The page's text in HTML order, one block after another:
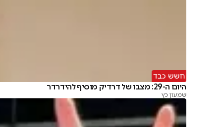
חשש כבד
היום ה-29: מצבו של דרדיק מוסיף להידרדר
שמעון כץ